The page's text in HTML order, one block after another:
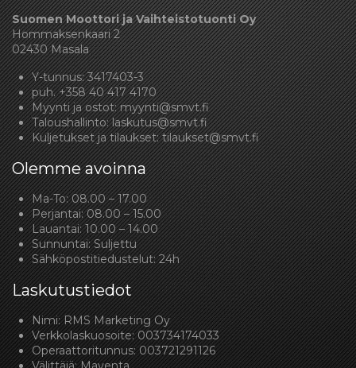
Suomen Moottori ja Vaihteistotuonti Oy
Hommaksenkaari 2
02430 Masala
Y-tunnus: 3417403-3
puh.+358 40 417 4170
Myynti ja ostot:myynti@smvt.fi
Taloushallinto:laskutus@smvt.fi
Kuljetukset ja tilaukset:tilaukset@smvt.fi
Olemme avoinna
Ma-To: 08.00 – 17.00
Perjantai: 08.00 – 15.00
Lauantai: 10.00 – 14.00
Sunnuntai: Suljettu
Sähköpostitiedustelut: 24h
Laskutustiedot
Nimi: RMS Marketing Oy
Verkkolaskuosoite: 003734174033
Operaattoritunnus: 003721291126